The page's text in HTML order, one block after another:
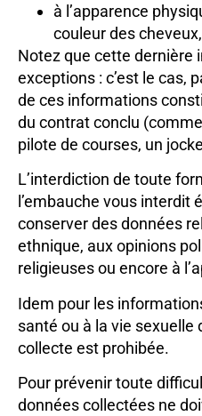
à l’apparence
couleur des
Notez que cette dernière
exceptions : c’est le cas,
de ces informations
du contrat conclu
pilote de courses, un
L’interdiction de toute
l’embauche vous
conserver des données
ethnique, aux opinions
religieuses ou encore à
Idem pour les
santé ou à la vie sexuelle
collecte est prohibée.
Pour prévenir toute
données collectées ne